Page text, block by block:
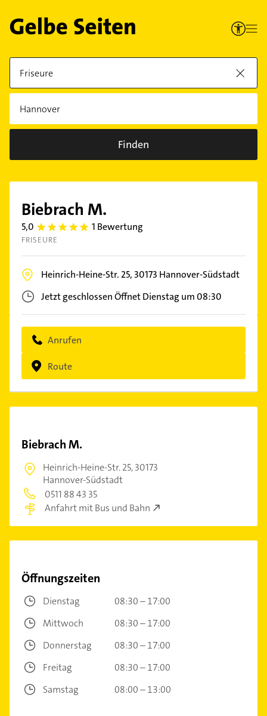
Finden
Biebrach M.
5,0 5.0 1 Bewertung
FRISEURE
Heinrich-Heine-Str. 25, 30173 Hannover-Südstadt
Jetzt geschlossenÖffnet Dienstag um 08:30
Anrufen
Route
Biebrach M.
Heinrich-Heine-Str. 25,30173
Hannover-Südstadt
0511 88 43 35
Anfahrt mit Bus und Bahn
Öffnungszeiten
Dienstag
08:30 – 17:00
Mittwoch
08:30 – 17:00
Donnerstag
08:30 – 17:00
Freitag
08:30 – 17:00
Samstag
08:00 – 13:00